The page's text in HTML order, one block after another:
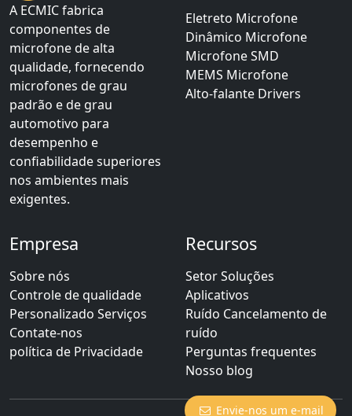
Envie-nos um e-mail
A ECMIC fabrica
componentes de
microfone de alta
qualidade, fornecendo
microfones de grau
padrão e de grau
automotivo para
desempenho e
confiabilidade superiores
nos ambientes mais
exigentes.
Eletreto Microfone
Dinâmico Microfone
Microfone SMD
MEMS Microfone
Alto-falante Drivers
Empresa
Sobre nós
Controle de qualidade
Personalizado Serviços
Contate-nos
política de Privacidade
Recursos
Setor Soluções
Aplicativos
Ruído Cancelamento de
ruído
Perguntas frequentes
Nosso blog